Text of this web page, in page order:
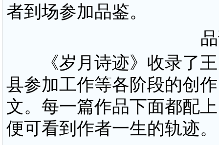
者到场参加品鉴。
《岁月诗迹》收录了王
县参加工作等各阶段的创
文。每一篇作品下面都配
便可看到作者一生的轨迹。